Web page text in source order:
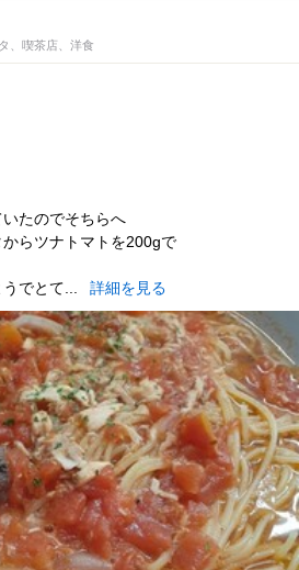
、喫茶店、洋食
たのでそちらへ
らツナトマトを200gで
うでとて...
詳細を見る